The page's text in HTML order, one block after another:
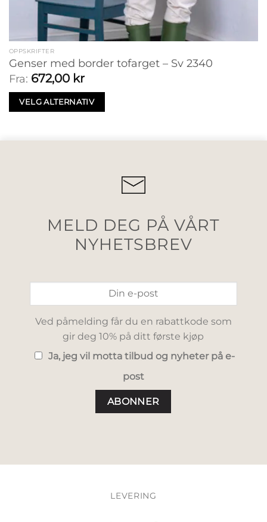
OPPSKRIFTER
Genser med border tofarget – Sv 2340
Fra: 672,00 kr
VELG ALTERNATIV
MELD DEG PÅ VÅRT
NYHETSBREV
Ved påmelding får du en rabattkode som
gir deg 10% på ditt første kjøp
Ja, jeg vil motta tilbud og nyheter på e-
post
LEVERING